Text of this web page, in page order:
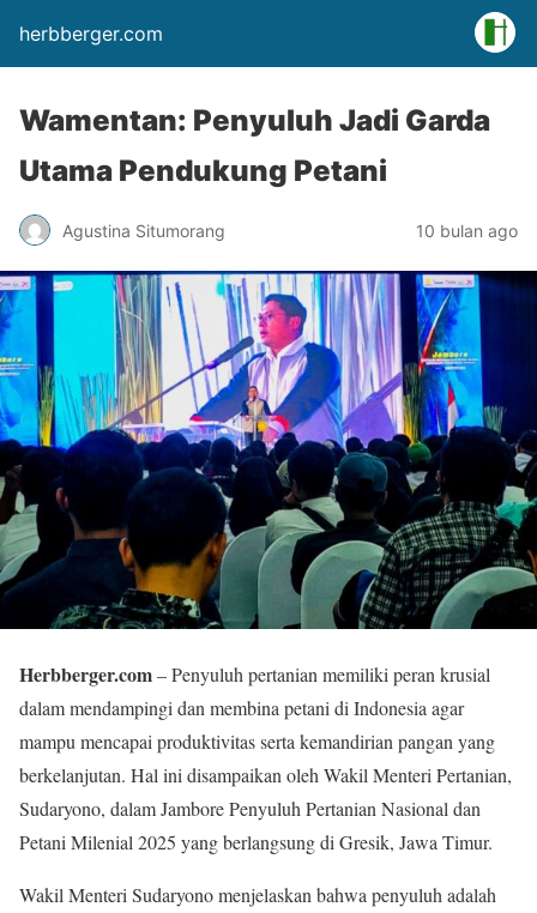
herbberger.com
Wamentan: Penyuluh Jadi Garda
Utama Pendukung Petani
Agustina Situmorang 10 bulan ago
Herbberger.com– Penyuluh pertanian memiliki peran krusial
dalam mendampingi dan membina petani di Indonesia agar
mampu mencapai produktivitas serta kemandirian pangan yang
berkelanjutan. Hal ini disampaikan oleh Wakil Menteri Pertanian,
Sudaryono, dalam Jambore Penyuluh Pertanian Nasional dan
Petani Milenial 2025 yang berlangsung di Gresik, Jawa Timur.
Wakil Menteri Sudaryono menjelaskan bahwa penyuluh adalah